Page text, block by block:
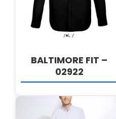
BALTIMORE FIT –
02922